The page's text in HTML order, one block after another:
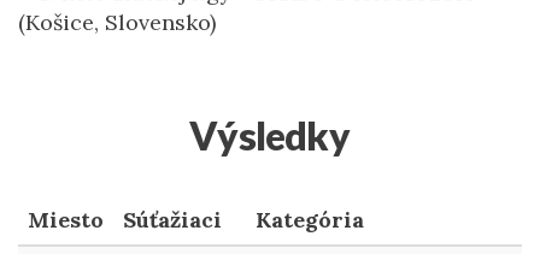
Výsledky
Miesto Súťažiaci
Kategória